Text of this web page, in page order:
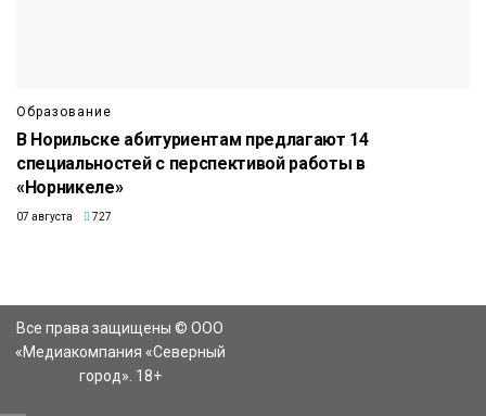
Образование
В Норильске абитуриентам предлагают 14
специальностей с перспективой работы в
«Норникеле»
07 августа 727
Все права защищены © ООО
«Медиакомпания «Северный
город». 18+